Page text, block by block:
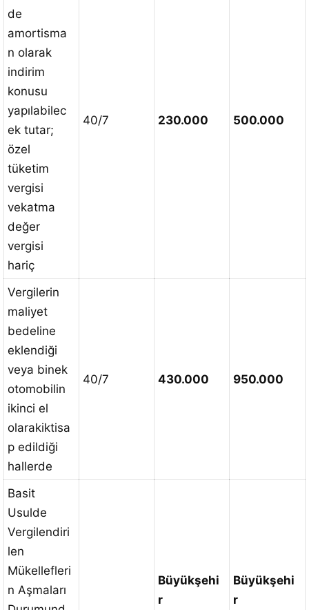
de
amortisma
n olarak
indirim
konusu
yapılabilec
ek tutar;
özel
tüketim
vergisi
vekatma
değer
vergisi
hariç
40/7 230.000 500.000
Vergilerin
maliyet
bedeline
eklendiği
veya binek
otomobilin
ikinci el
olarakiktisa
p edildiği
hallerde
40/7 430.000 950.000
Basit
Usulde
Vergilendiri
len
Mükellefleri
n Aşmaları
Büyükşehi
r
Büyükşehi
r